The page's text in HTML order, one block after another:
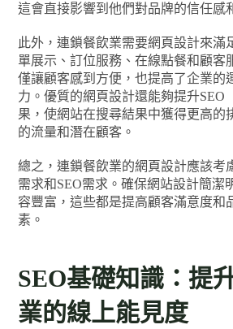
這會直接影響到他們對品牌的信任感
此外，連鎖餐飲業需要網頁設計來滿
單展示、訂位服務、在線點餐和顧客
僅讓顧客感到方便，也提高了企業的
力。優質的網頁設計還能夠提升SEO
果，使網站在搜尋結果中獲得更高的
的流量和潛在顧客。
總之，連鎖餐飲業的網頁設計應該考
需求和SEO需求。確保網站設計簡潔
容豐富，這些都是提高顧客滿意度和
素。
SEO基礎知識：提
業的線上能見度